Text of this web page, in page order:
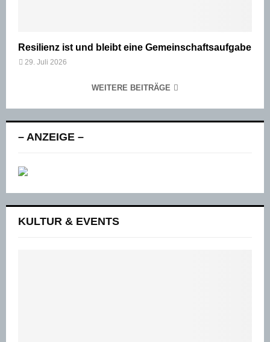
Resilienz ist und bleibt eine Gemeinschaftsaufgabe
29. Juli 2026
WEITERE BEITRÄGE
– ANZEIGE –
KULTUR & EVENTS